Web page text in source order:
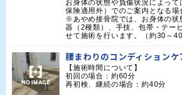
お身体の状態や負傷状況によっ
保険適用外）でのご案内となる場
※あやめ接骨院では、お身体の状
器（2種類）、手技、包帯・テー
せて施術を行います。（約30～40
腰まわりのコンディションケ
【施術時間について】
初回の場合：約60分
再初検、継続の場合：約40分